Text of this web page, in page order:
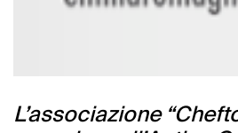
L’associazione